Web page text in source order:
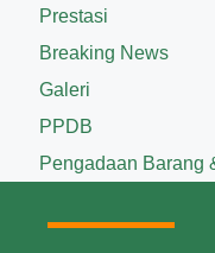
Prestasi
Breaking News
Galeri
PPDB
Pengadaan Barang